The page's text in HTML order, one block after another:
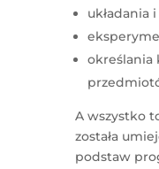
układania
określania
A wszystko
została
podstaw